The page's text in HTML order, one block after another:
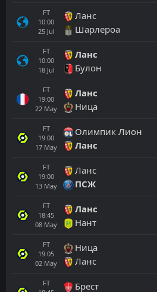
FT
10:00
25 Jul
Ланс
Шарлероа
FT
10:00
18 Jul
Ланс
Булон
FT
19:00
22 May
Ланс
Ница
FT
19:00
17 May
Олимпик Лион
Ланс
FT
19:00
13 May
Ланс
ПСЖ
FT
18:45
08 May
Ланс
Нант
FT
19:05
02 May
Ница
Ланс
FT
Брест